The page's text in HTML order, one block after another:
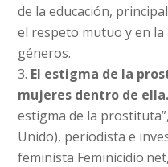
de la educación,
el respeto mutuo y en
géneros.
El estigma de la
mujeres dentro de
estigma de la
Unido), periodista e
feminista